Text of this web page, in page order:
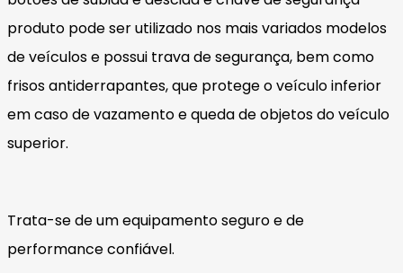
produto pode ser utilizado nos mais variados modelos
de veículos e possui trava de segurança, bem como
frisos antiderrapantes, que protege o veículo inferior
em caso de vazamento e queda de objetos do veículo
superior.
Trata-se de um equipamento seguro e de
performance confiável.